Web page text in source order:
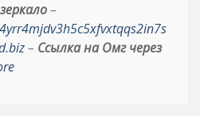
–
– Ссылка на Омг через